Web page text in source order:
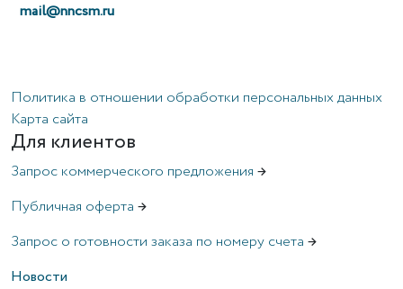
mail@nncsm.ru
Политика в отношении обработки персональных данных
Карта сайта
Для клиентов
Запрос коммерческого предложения →
Публичная оферта →
Запрос о готовности заказа по номеру счета →
Новости